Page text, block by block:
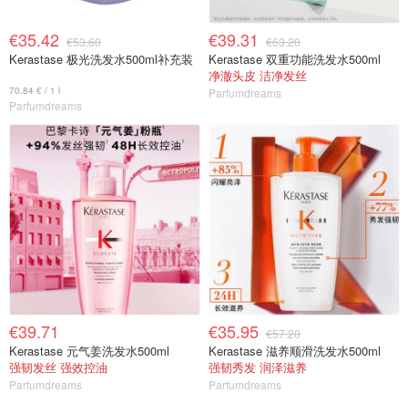
€35.42 €53.60
Kerastase 极光洗发水500ml补充装
70.84 € / 1 l
Parfumdreams
€39.31 €63.20
Kerastase 双重功能洗发水500ml
净澈头皮 洁净发丝
Parfumdreams
€39.71
Kerastase 元气姜洗发水500ml
强韧发丝 强效控油
Parfumdreams
€35.95 €57.20
Kerastase 滋养顺滑洗发水500ml
强韧秀发 润泽滋养
Parfumdreams